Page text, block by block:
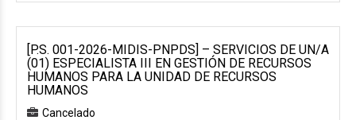
[P.S. 001-2026-MIDIS-PNPDS] – SERVICIOS DE UN/A
(01) ESPECIALISTA III EN GESTIÓN DE RECURSOS
HUMANOS PARA LA UNIDAD DE RECURSOS
HUMANOS
Cancelado